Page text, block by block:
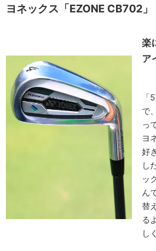
ヨネックス「EZONE CB702」
楽
ア
で
っ
ヨ
好
し
ッ
ん
替
る
し